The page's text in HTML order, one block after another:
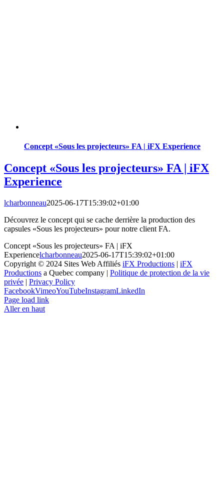
Concept «Sous les projecteurs» FA | iFX Experience
Concept «Sous les projecteurs» FA | iFX
Experience
lcharbonneau2025-06-17T15:39:02+01:00
Découvrez le concept qui se cache derrière la production des
capsules «Sous les projecteurs» pour notre client FA.
Concept «Sous les projecteurs» FA | iFX
Experiencelcharbonneau2025-06-17T15:39:02+01:00
Copyright © 2024 Sites Web Affiliés iFX Productions | iFX
Productions a Quebec company | Politique de protection de la vie
privée | Privacy Policy
FacebookVimeoYouTubeInstagramLinkedIn
Page load link
Aller en haut